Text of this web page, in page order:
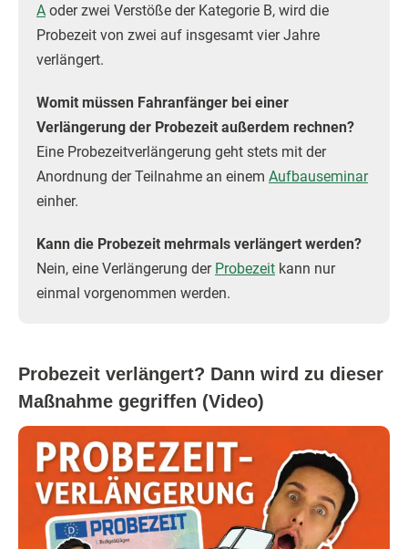
A oder zwei Verstöße der Kategorie B, wird die
Probezeit von zwei auf insgesamt vier Jahre
verlängert.
Womit müssen Fahranfänger bei einer
Verlängerung der Probezeit außerdem rechnen?
Eine Probezeitverlängerung geht stets mit der
Anordnung der Teilnahme an einem Aufbauseminar
einher.
Kann die Probezeit mehrmals verlängert werden?
Nein, eine Verlängerung der Probezeit kann nur
einmal vorgenommen werden.
Probezeit verlängert? Dann wird zu dieser
Maßnahme gegriffen (Video)